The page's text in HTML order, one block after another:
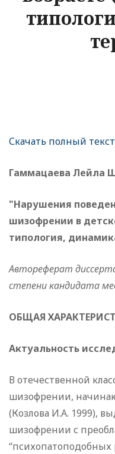
Скачать полный текст
Гаммацаева Лейла
"Нарушения
шизофрении в
типология,
Автореферат
степени кандидата
ОБЩАЯ
Актуальность
В отечественной
шизофрении,
(Козлова И.А. 1999),
шизофрении с
“психопатоподобных